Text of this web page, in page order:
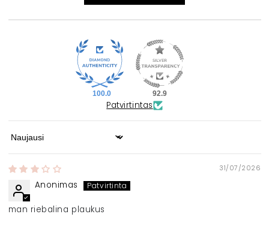
100.0 92.9
Patvirtintas
Sort by
31/07/2026
Anonimas
man riebalina plaukus